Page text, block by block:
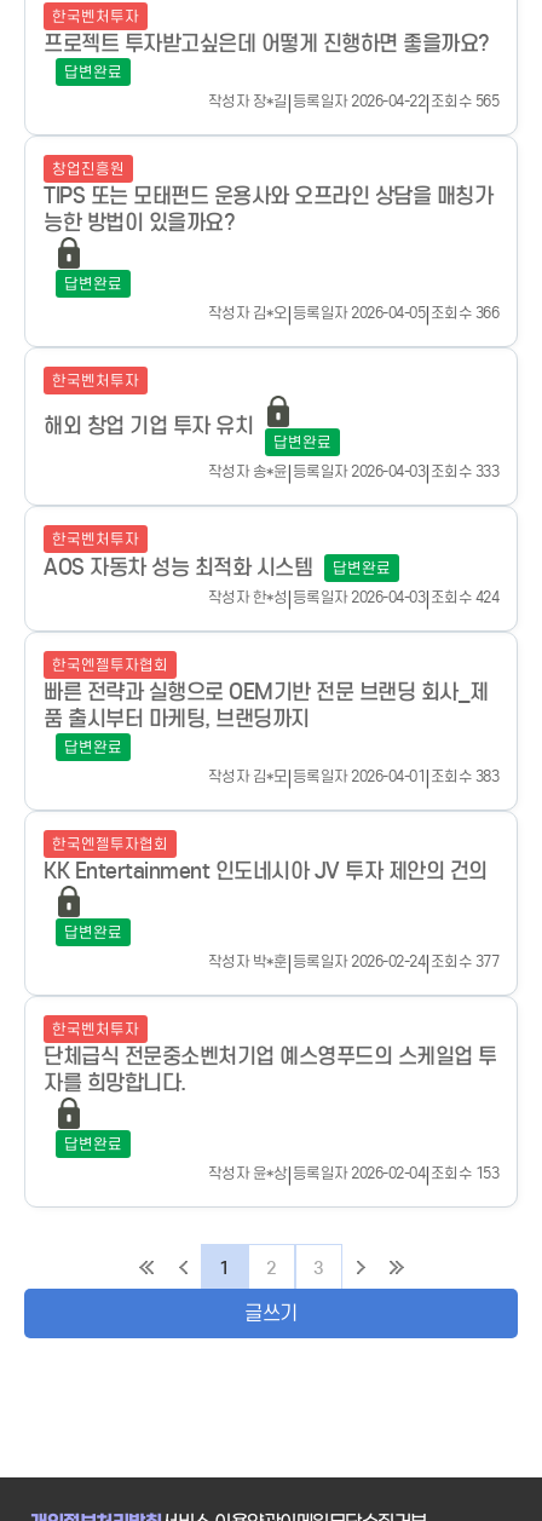
한국벤처투자
프로젝트 투자받고싶은데 어떻게 진행하면 좋을까요?
답변완료
작성자 장*길 등록일자 2026-04-22| 조회수 565
창업진흥원
TIPS 또는 모태펀드 운용사와 오프라인 상담을 매칭가
능한 방법이 있을까요?
답변완료
작성자 김*오 등록일자 2026-04-05| 조회수 366
한국벤처투자
해외 창업 기업 투자 유치
답변완료
작성자 송*윤 등록일자 2026-04-03| 조회수 333
한국벤처투자
AOS 자동차 성능 최적화 시스템
답변완료
작성자한*성 등록일자 2026-04-03| 조회수 424
한국엔젤투자협회
빠른 전략과 실행으로 OEM기반 전문 브랜딩 회사_제
품 출시부터 마케팅, 브랜딩까지
답변완료
작성자 김*모 등록일자 2026-04-01 조회수 383
한국엔젤투자협회
KK Entertainment 인도네시아 JV 투자 제안의 건의
답변완료
작성자 박*훈 등록일자 2026-02-24| 조회수 377
한국벤처투자
단체급식 전문중소벤처기업 예스영푸드의 스케일업 투
자를 희망합니다.
답변완료
작성자 윤*상| 등록일자 2026-02-04| 조회수 153
1 2 3
글쓰기